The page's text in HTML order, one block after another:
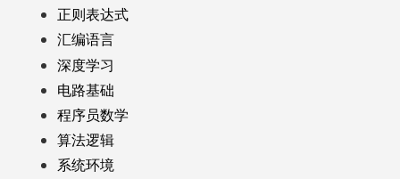
正则表达式
汇编语言
深度学习
电路基础
程序员数学
算法逻辑
系统环境